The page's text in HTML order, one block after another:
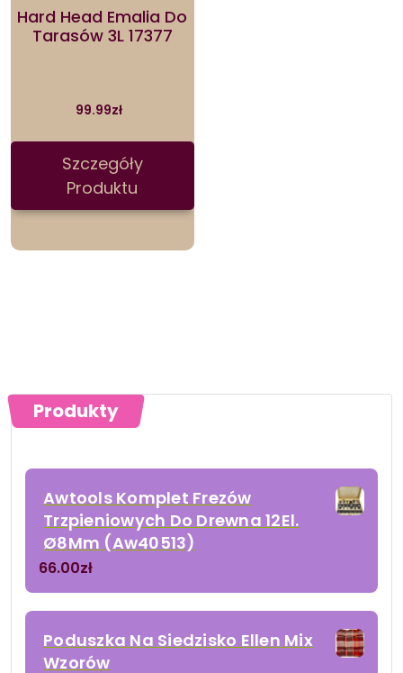
Hard Head Emalia Do
Tarasów 3L 17377
99.99zł
Szczegóły
Produktu
Produkty
Awtools Komplet Frezów
Trzpieniowych Do Drewna 12El.
Ø8Mm (Aw40513)
66.00zł
Poduszka Na Siedzisko Ellen Mix
Wzorów